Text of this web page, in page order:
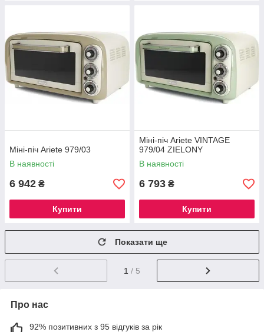
Міні-піч Ariete 979/03
В наявності
6 942 ₴
Купити
Міні-піч Ariete VINTAGE
979/04 ZIELONY
В наявності
6 793 ₴
Купити
Показати ще
1 / 5
Про нас
92% позитивних з 95 відгуків за рік